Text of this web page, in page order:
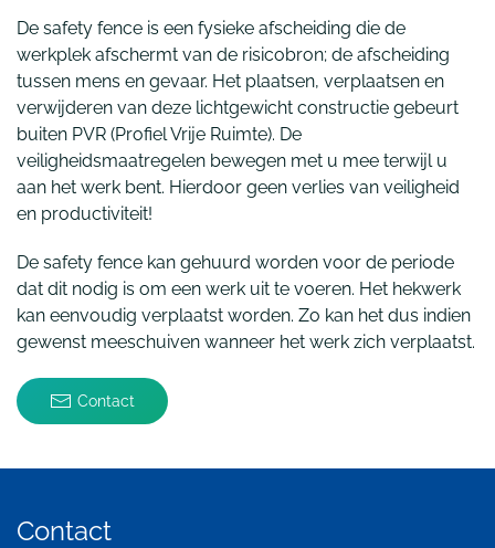
De safety fence is een fysieke afscheiding die de
werkplek afschermt van de risicobron; de afscheiding
tussen mens en gevaar. Het plaatsen, verplaatsen en
verwijderen van deze lichtgewicht constructie gebeurt
buiten PVR (Profiel Vrije Ruimte). De
veiligheidsmaatregelen bewegen met u mee terwijl u
aan het werk bent. Hierdoor geen verlies van veiligheid
en productiviteit!
De safety fence kan gehuurd worden voor de periode
dat dit nodig is om een werk uit te voeren. Het hekwerk
kan eenvoudig verplaatst worden. Zo kan het dus indien
gewenst meeschuiven wanneer het werk zich verplaatst.
Contact
Contact